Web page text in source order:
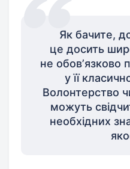
Як бачите,
це досить
не обовʼязково
у її
Волонтерство
можуть
необхідних